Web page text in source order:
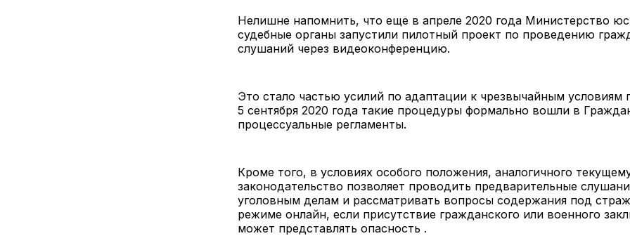
Нелишне напомнить, что еще в апреле 2020 года Министерство
судебные органы запустили пилотный проект по проведению
слушаний через видеоконференцию.
Это стало частью усилий по адаптации к чрезвычайным условиям
5 сентября 2020 года такие процедуры формально вошли в
процессуальные регламенты.
Кроме того, в условиях особого положения, аналогичного
законодательство позволяет проводить предварительные
уголовным делам и рассматривать вопросы содержания под
режиме онлайн, если присутствие гражданского или военного
может представлять опасность .